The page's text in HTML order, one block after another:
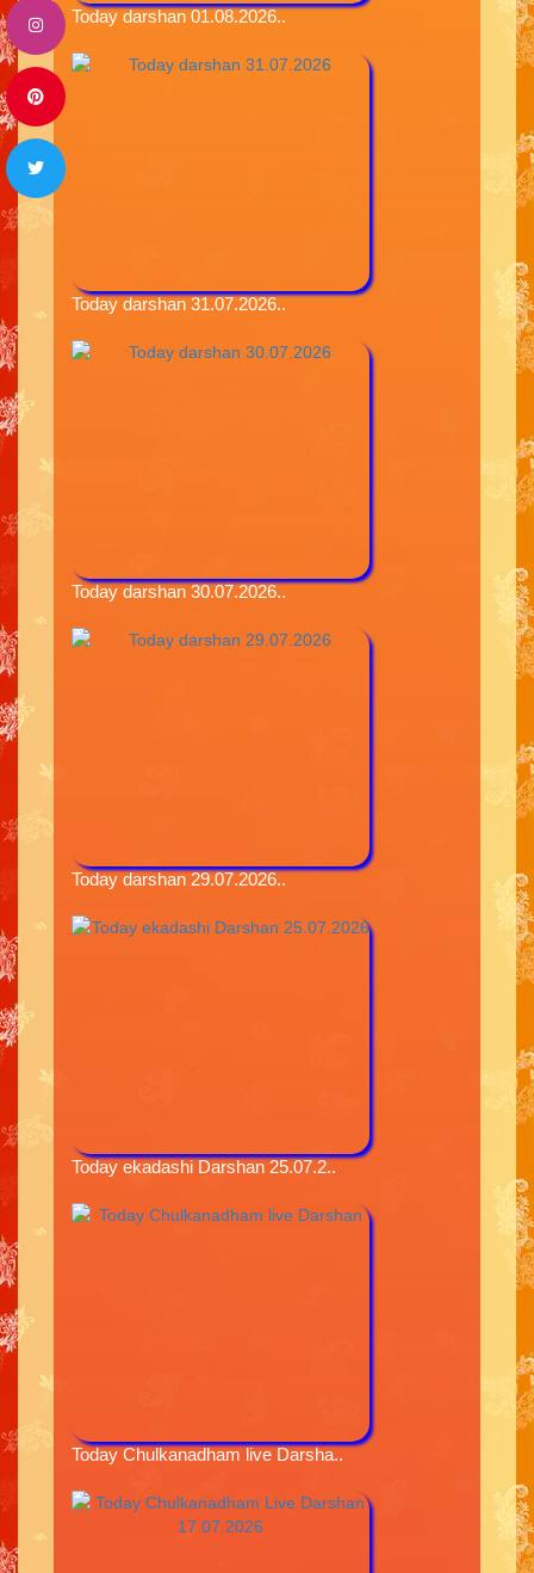
Today darshan 01.08.2026..
Today darshan 31.07.2026..
Today darshan 30.07.2026..
Today darshan 29.07.2026..
Today ekadashi Darshan 25.07.2..
Today Chulkanadham live Darsha..